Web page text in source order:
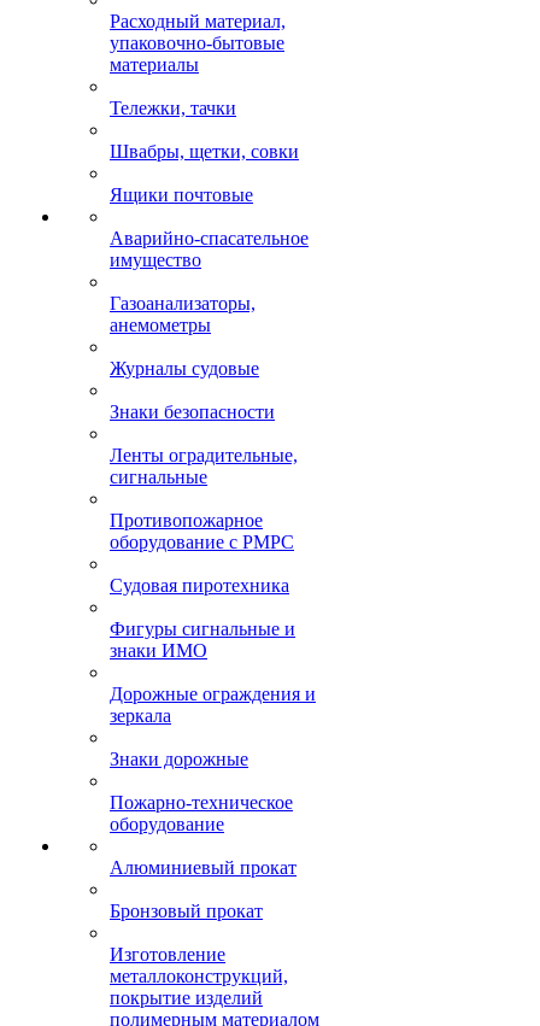
Расходный материал,
упаковочно-бытовые
материалы
Тележки, тачки
Швабры, щетки, совки
Ящики почтовые
Аварийно-спасательное
имущество
Газоанализаторы,
анемометры
Журналы судовые
Знаки безопасности
Ленты оградительные,
сигнальные
Противопожарное
оборудование с РМРС
Судовая пиротехника
Фигуры сигнальные и
знаки ИМО
Дорожные ограждения и
зеркала
Знаки дорожные
Пожарно-техническое
оборудование
Алюминиевый прокат
Бронзовый прокат
Изготовление
металлоконструкций,
покрытие изделий
полимерным материалом